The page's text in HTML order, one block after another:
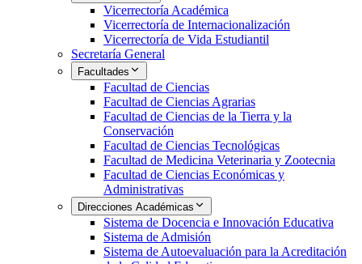
Vicerrectoría Académica
Vicerrectoría de Internacionalización
Vicerrectoría de Vida Estudiantil
Secretaría General
Facultades
Facultad de Ciencias
Facultad de Ciencias Agrarias
Facultad de Ciencias de la Tierra y la
Conservación
Facultad de Ciencias Tecnológicas
Facultad de Medicina Veterinaria y Zootecnia
Facultad de Ciencias Económicas y
Administrativas
Direcciones Académicas
Sistema de Docencia e Innovación Educativa
Sistema de Admisión
Sistema de Autoevaluación para la Acreditación